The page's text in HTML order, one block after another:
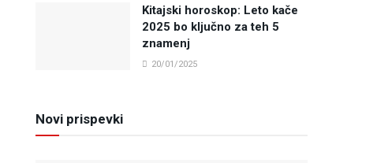
Kitajski horoskop: Leto kače
2025 bo ključno za teh 5
znamenj
20/01/2025
Novi prispevki